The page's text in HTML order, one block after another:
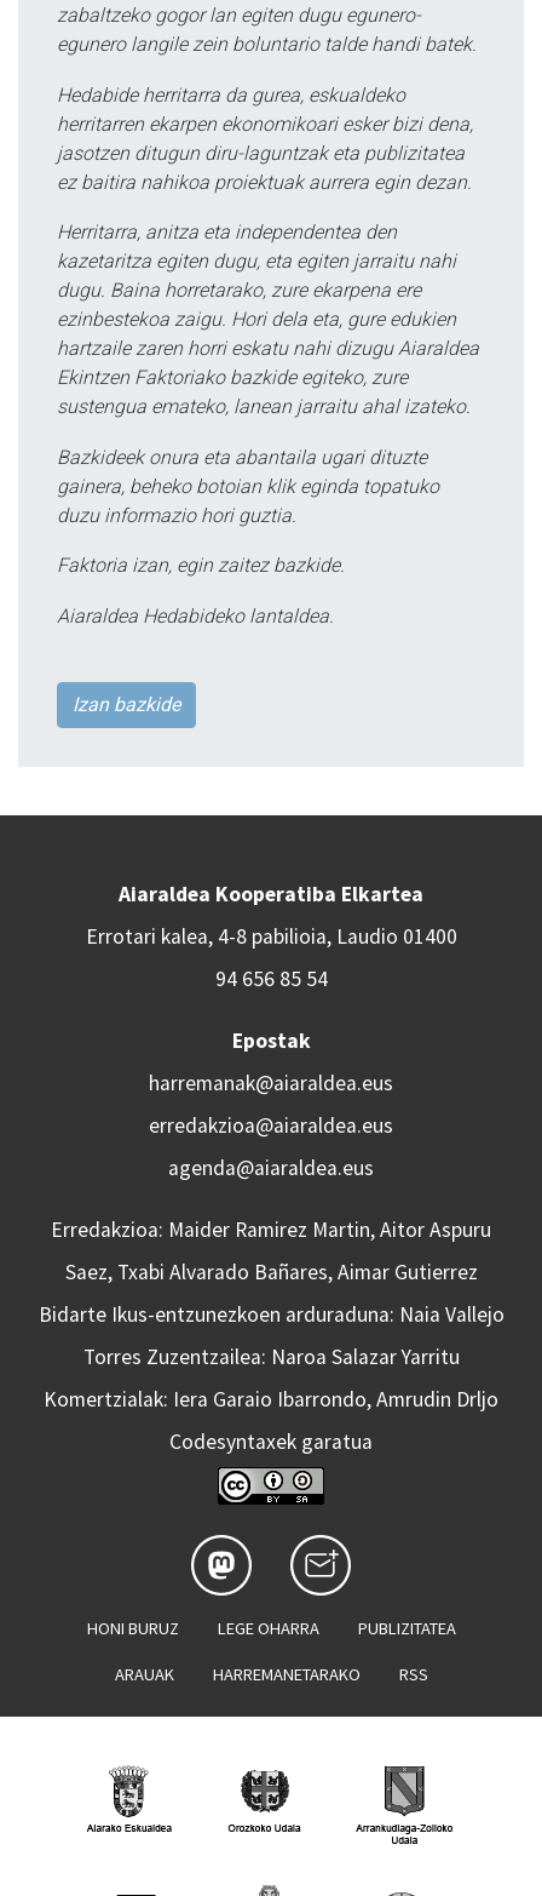
zabaltzeko gogor lan egiten dugu egunero-
egunero langile zein boluntario talde handi batek.
Hedabide herritarra da gurea, eskualdeko
herritarren ekarpen ekonomikoari esker bizi dena,
jasotzen ditugun diru-laguntzak eta publizitatea
ez baitira nahikoa proiektuak aurrera egin dezan.
Herritarra, anitza eta independentea den
kazetaritza egiten dugu, eta egiten jarraitu nahi
dugu. Baina horretarako, zure ekarpena ere
ezinbestekoa zaigu. Hori dela eta, gure edukien
hartzaile zaren horri eskatu nahi dizugu Aiaraldea
Ekintzen Faktoriako bazkide egiteko, zure
sustengua emateko, lanean jarraitu ahal izateko.
Bazkideek onura eta abantaila ugari dituzte
gainera, beheko botoian klik eginda topatuko
duzu informazio hori guztia.
Faktoria izan, egin zaitez bazkide.
Aiaraldea Hedabideko lantaldea.
Izan bazkide
Aiaraldea Kooperatiba Elkartea
Errotari kalea, 4-8 pabilioia, Laudio 01400
94 656 85 54
Epostak
harremanak@aiaraldea.eus
erredakzioa@aiaraldea.eus
agenda@aiaraldea.eus
Erredakzioa: Maider Ramirez Martin, Aitor Aspuru
Saez, Txabi Alvarado Bañares, Aimar Gutierrez
Bidarte Ikus-entzunezkoen arduraduna: Naia Vallejo
Torres Zuzentzailea: Naroa Salazar Yarritu
Komertzialak: Iera Garaio Ibarrondo, Amrudin Drljo
Codesyntaxek garatua
HONI BURUZ LEGE OHARRA PUBLIZITATEA
ARAUAK HARREMANETARAKO RSS